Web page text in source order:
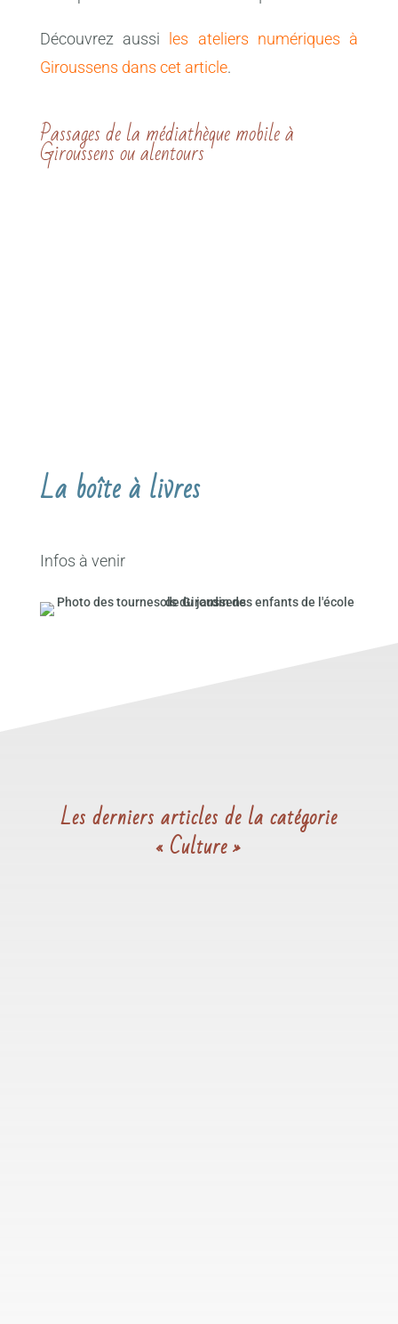
Découvrez aussi
les ateliers numériques à
Giroussens dans cet article.
Passages de la médiathèque mobile à
Giroussens ou alentours
La boîte à livres
Infos à venir
Les derniers articles de la catégorie
« Culture »